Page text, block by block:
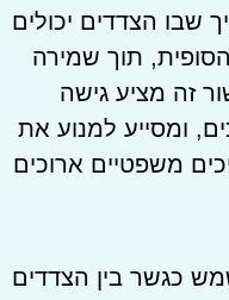
שבו הצדדים יכולים
תוך שמירה
זה מציע גישה
ומסייע למנוע את
משפטיים ארוכים
כגשר בין הצדדים